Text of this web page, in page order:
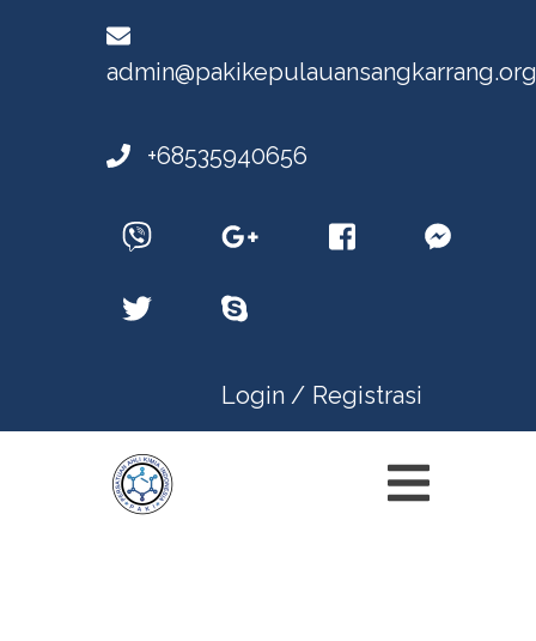
admin@pakikepulauansangkarrang.org
+68535940656
Login / Registrasi